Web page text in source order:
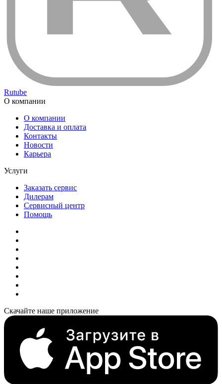
Rutube
О компании
О компании
Доставка и оплата
Контакты
Новости
Карьера
Услуги
Заказать сервис
Дилерам
Сервисный центр
Помощь
Скачайте наше приложение